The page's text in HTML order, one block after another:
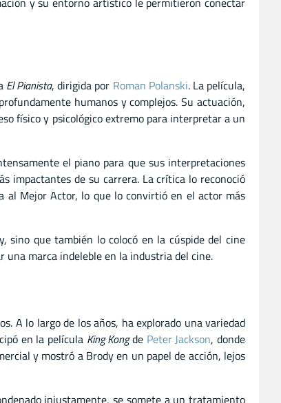
El Pianista, dirigida por Roman Polanski. La película,
humanos y complejos. Su actuación,
físico y psicológico extremo para interpretar a un
el piano para que sus interpretaciones
impactantes de su carrera. La crítica lo reconoció
al Mejor Actor, lo que lo convirtió en el actor más
sino que también lo colocó en la cúspide del cine
marca indeleble en la industria del cine.
A lo largo de los años, ha explorado una variedad
en la película King Kongde Peter Jackson, donde
y mostró a Brody en un papel de acción, lejos
injustamente, se somete a un tratamiento